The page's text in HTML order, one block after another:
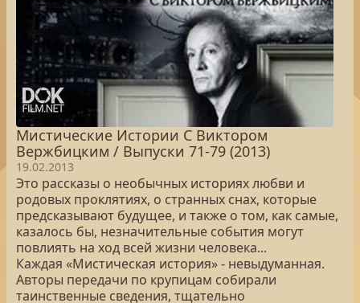
Мистические Истории С Виктором
Вержбицким / Выпуски 71-79 (2013)
19.02.2013
Это рассказы о необычных историях любви и
родовых проклятиях, о странных снах, которые
предсказывают будущее, и также о том, как самые,
казалось бы, незначительные события могут
повлиять на ход всей жизни человека...
Каждая «Мистическая история» - невыдуманная.
Авторы передачи по крупицам собирали
таинственные сведения, тщательно